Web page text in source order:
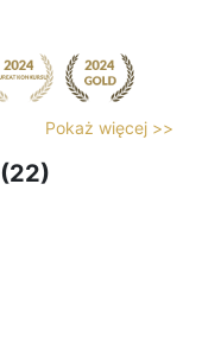
Pokaż więcej >>
(22)